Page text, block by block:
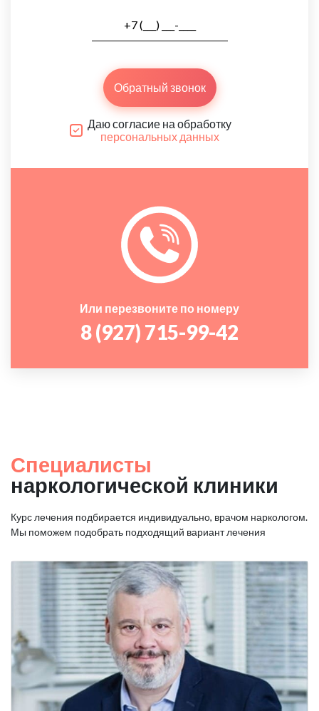
Обратный звонок
Даю согласие на обработку
персональных данных
Или перезвоните по номеру
8 (927) 715-99-42
Специалисты
наркологической клиники
Курс лечения подбирается индивидуально, врачом наркологом.
Мы поможем подобрать подходящий вариант лечения